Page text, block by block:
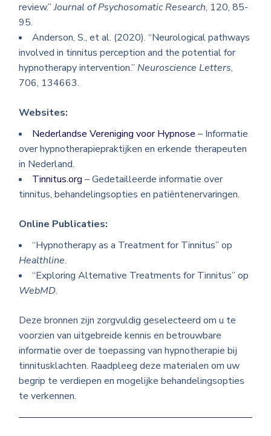
review.”Journal of Psychosomatic Research, 120, 85-
95.
Anderson, S., et al. (2020). “Neurological pathways
involved in tinnitus perception and the potential for
hypnotherapy intervention.”Neuroscience Letters,
706, 134663.
Websites:
Nederlandse Vereniging voor Hypnose – Informatie
over hypnotherapiepraktijken en erkende therapeuten
in Nederland.
Tinnitus.org – Gedetailleerde informatie over
tinnitus, behandelingsopties en patiëntenervaringen.
Online Publicaties:
“Hypnotherapy as a Treatment for Tinnitus” op
Healthline.
“Exploring Alternative Treatments for Tinnitus” op
WebMD.
Deze bronnen zijn zorgvuldig geselecteerd om u te
voorzien van uitgebreide kennis en betrouwbare
informatie over de toepassing van hypnotherapie bij
tinnitusklachten. Raadpleeg deze materialen om uw
begrip te verdiepen en mogelijke behandelingsopties
te verkennen.